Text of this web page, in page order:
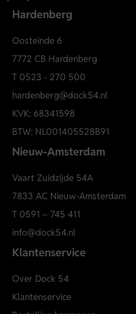
Hardenberg
Oosteinde 6
7772 CB Hardenberg
T 0523 - 270 500
hardenberg@dock54.nl
KVK: 68341598
BTW: NL001405528B91
Nieuw-Amsterdam
Vaart Zuidzijde 54A
7833 AC Nieuw-Amsterdam
T 0591 – 745 411
info@dock54.nl
Klantenservice
Over Dock 54
Klantenservice